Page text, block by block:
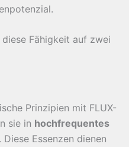
Fähigkeit auf zwei
Prinzipien mit FLUX-
sie in hochfrequentes
. Diese Essenzen dienen